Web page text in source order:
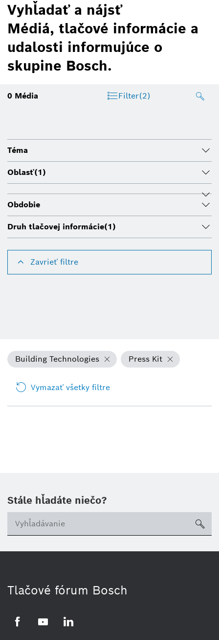
Vyhľadať a nájsť
Médiá, tlačové informácie a
udalosti informujúce o
skupine Bosch.
0 Média Filter(2)
Téma
Oblasť(1)
Obdobie
Druh tlačovej informácie(1)
Zavrieť filtre
Building Technologies Press Kit
Vymazať všetky filtre
Stále hľadáte niečo?
Tlačové fórum Bosch